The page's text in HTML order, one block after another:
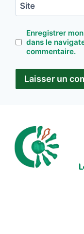
Site
Enregistrer
dans le
commentaire.